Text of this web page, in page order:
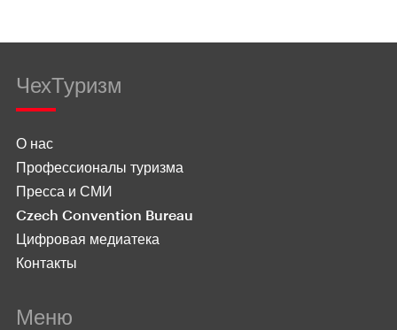
ЧехТуризм
О нас
Профессионалы туризма
Пресса и СМИ
Czech Convention Bureau
Цифровая медиатека
Контакты
Меню